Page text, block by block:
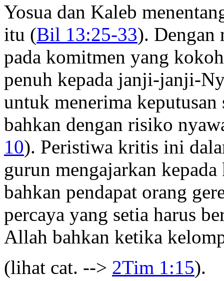
Yosua dan Kaleb
itu (Bil 13:25-33). Dengan
pada komitmen yang
penuh kepada janji-janji-
untuk menerima
bahkan dengan risiko
10). Peristiwa kritis ini
gurun mengajarkan
bahkan pendapat orang
percaya yang setia harus
Allah bahkan ketika
(lihat cat. --> 2Tim 1:15).